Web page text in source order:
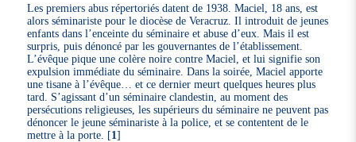
Les premiers abus répertoriés datent de 1938. Maciel, 18 ans, est
alors séminariste pour le diocèse de Veracruz. Il introduit de jeunes
enfants dans l’enceinte du séminaire et abuse d’eux. Mais il est
surpris, puis dénoncé par les gouvernantes de l’établissement.
L’évêque pique une colère noire contre Maciel, et lui signifie son
expulsion immédiate du séminaire. Dans la soirée, Maciel apporte
une tisane à l’évêque… et ce dernier meurt quelques heures plus
tard. S’agissant d’un séminaire clandestin, au moment des
persécutions religieuses, les supérieurs du séminaire ne peuvent pas
dénoncer le jeune séminariste à la police, et se contentent de le
mettre à la porte. [1]